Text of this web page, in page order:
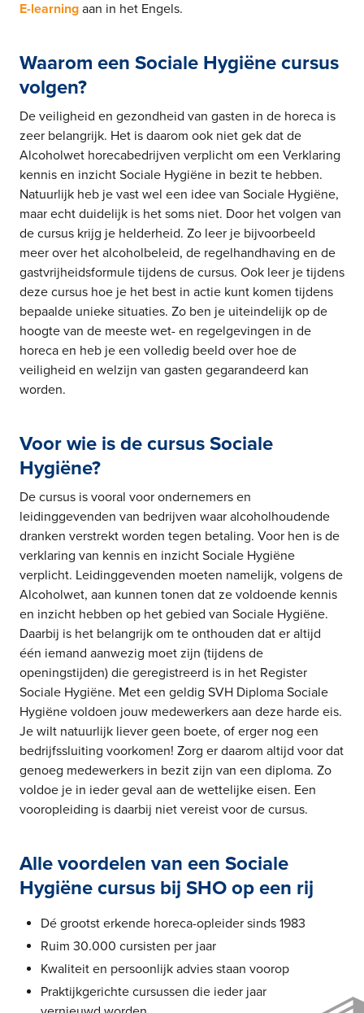
E-learning aan in het Engels.
Waarom een Sociale Hygiëne cursus
volgen?
De veiligheid en gezondheid van gasten in de horeca is
zeer belangrijk. Het is daarom ook niet gek dat de
Alcoholwet horecabedrijven verplicht om een Verklaring
kennis en inzicht Sociale Hygiëne in bezit te hebben.
Natuurlijk heb je vast wel een idee van Sociale Hygiëne,
maar echt duidelijk is het soms niet. Door het volgen van
de cursus krijg je helderheid. Zo leer je bijvoorbeeld
meer over het alcoholbeleid, de regelhandhaving en de
gastvrijheidsformule tijdens de cursus. Ook leer je tijdens
deze cursus hoe je het best in actie kunt komen tijdens
bepaalde unieke situaties. Zo ben je uiteindelijk op de
hoogte van de meeste wet- en regelgevingen in de
horeca en heb je een volledig beeld over hoe de
veiligheid en welzijn van gasten gegarandeerd kan
worden.
Voor wie is de cursus Sociale
Hygiëne?
De cursus is vooral voor ondernemers en
leidinggevenden van bedrijven waar alcoholhoudende
dranken verstrekt worden tegen betaling. Voor hen is de
verklaring van kennis en inzicht Sociale Hygiëne
verplicht. Leidinggevenden moeten namelijk, volgens de
Alcoholwet, aan kunnen tonen dat ze voldoende kennis
en inzicht hebben op het gebied van Sociale Hygiëne.
Daarbij is het belangrijk om te onthouden dat er altijd
één iemand aanwezig moet zijn (tijdens de
openingstijden) die geregistreerd is in het Register
Sociale Hygiëne. Met een geldig SVH Diploma Sociale
Hygiëne voldoen jouw medewerkers aan deze harde eis.
Je wilt natuurlijk liever geen boete, of erger nog een
bedrijfssluiting voorkomen! Zorg er daarom altijd voor dat
genoeg medewerkers in bezit zijn van een diploma. Zo
voldoe je in ieder geval aan de wettelijke eisen. Een
vooropleiding is daarbij niet vereist voor de cursus.
Alle voordelen van een Sociale
Hygiëne cursus bij SHO op een rij
Dé grootst erkende horeca-opleider sinds 1983
Ruim 30.000 cursisten per jaar
Kwaliteit en persoonlijk advies staan voorop
Praktijkgerichte cursussen die ieder jaar